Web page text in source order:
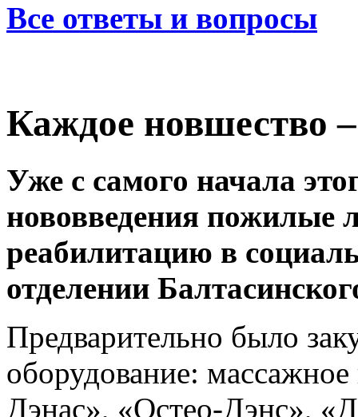
Все ответы и вопросы
Каждое новшество
Уже с самого начала
нововведения пожилые
реабилитацию в
отделении
Предварительно было
оборудование:
Дэнас», «Остео-Дэнс»,